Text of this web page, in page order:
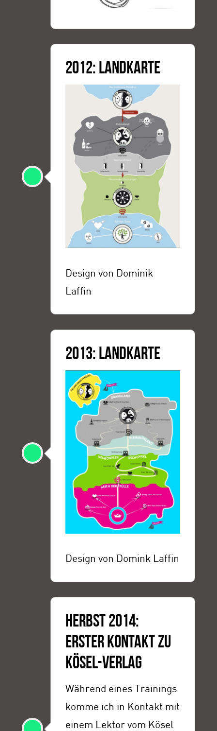
2012: LANDKARTE
Design von Dominik
Laffin
2013: LANDKARTE
Design von Domink Laffin
HERBST 2014:
ERSTER KONTAKT ZU
KÖSEL-VERLAG
Während eines Trainings
komme ich in Kontakt mit
einem Lektor vom Kösel